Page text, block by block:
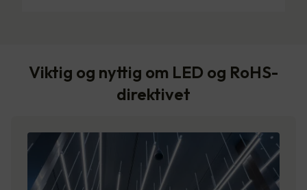
Viktig og nyttig om LED og RoHS-
direktivet